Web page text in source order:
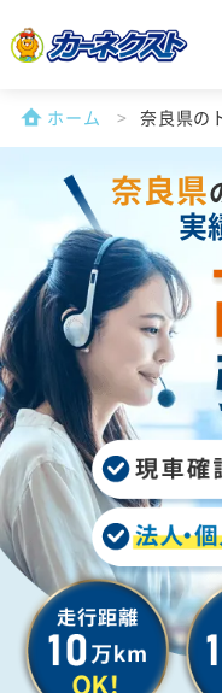
ホーム 奈良県の
奈良県
実